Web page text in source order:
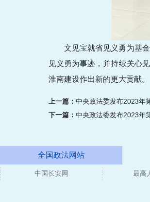
文见宝就省见义勇为基
见义勇为事迹，并持续关心
淮南建设作出新的更大贡献。
上一篇： 中央政法委发布2023年
下一篇： 中央政法委发布2023年
全国政法网站
媒体
中国长安网 最高